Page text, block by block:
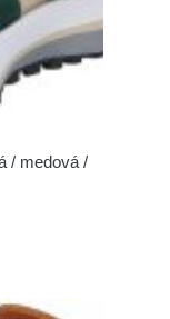
/ medová /